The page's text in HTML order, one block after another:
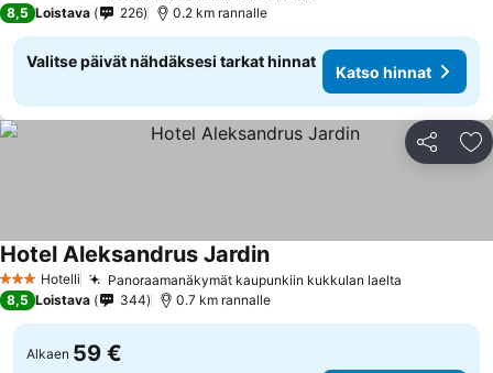
8,5 Loistava 226 0.2 km rannalle
Valitse päivät nähdäksesi tarkat hinnat
Katso hinnat
Jaa
3 Tähtiluokitus
Hotelli Panoraamanäkymät kaupunkiin kukkulan laelta
Hotel Aleksandrus JardinKatso hinnat
8,5 Loistava 344 0.7 km rannalle
Alkaen 59 €